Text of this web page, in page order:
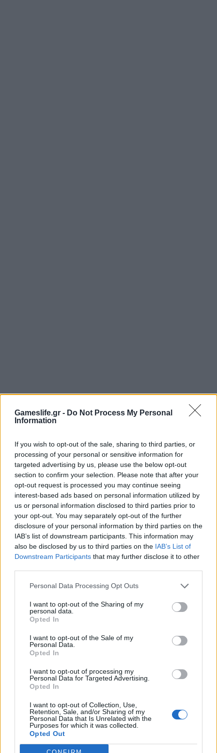
Gameslife.gr - Do Not Process My Personal
Information
If you wish to opt-out of the sale, sharing to third parties, or
processing of your personal or sensitive information for
targeted advertising by us, please use the below opt-out
section to confirm your selection. Please note that after your
opt-out request is processed you may continue seeing
interest-based ads based on personal information utilized by
us or personal information disclosed to third parties prior to
your opt-out. You may separately opt-out of the further
disclosure of your personal information by third parties on the
IAB’s list of downstream participants. This information may
also be disclosed by us to third parties on the IAB’s List of
Downstream Participants that may further disclose it to other
Personal Data Processing Opt Outs
I want to opt-out of the Sharing of my
personal data.
Opted In
I want to opt-out of the Sale of my
Personal Data.
Opted In
I want to opt-out of processing my
Personal Data for Targeted Advertising.
Opted In
I want to opt-out of Collection, Use,
Retention, Sale, and/or Sharing of my
Personal Data that Is Unrelated with the
Purposes for which it was collected.
Opted Out